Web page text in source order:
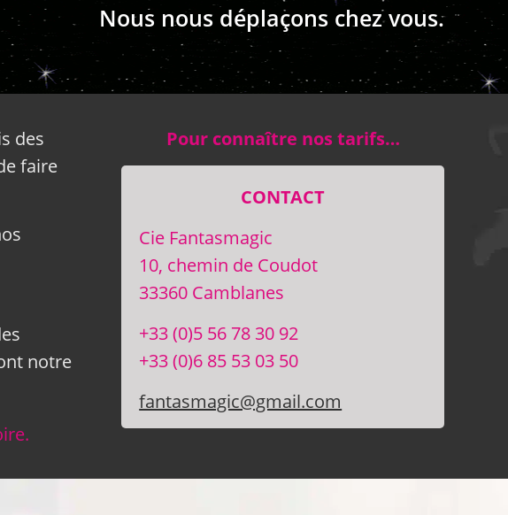
Nous nous déplaçons chez vous.
des
faire
notre
Pour connaître nos tarifs…
CONTACT
Cie Fantasmagic
10, chemin de Coudot
33360 Camblanes
+33 (0)5 56 78 30 92
+33 (0)6 85 53 03 50
fantasmagic@gmail.com